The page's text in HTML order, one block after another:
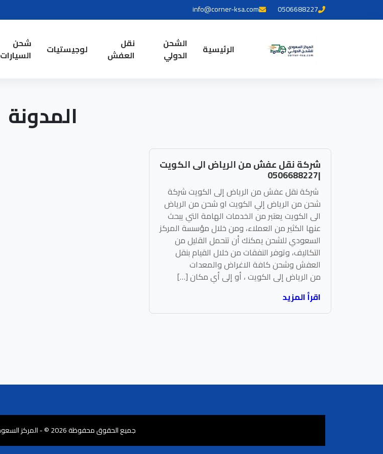
0506688227
info@corner-ksa.com
الرئيسية
الشحن
الدولي
نقل
العفش
لوجيستيات
شحن
السيارات
المدونة
شركة نقل عفش من الرياض الى الكويت
|0506688227
شركة نقل عفش من الرياض إلى الكويت شركة
شحن من الرياض إلي الكويت او شحن من الرياض
الى الكويت يعتبر من الخدمات الهامة التي يبحث
عنها الكثير من العملاء، ومن خلال مؤسسة المركز
السعودي للشحن يمكنك أن تتحمل القليل من
التكاليف، وتوفر النفقات من خلال القيام بنقل
العفش وشحن كافة الاغراض والمعدات
من الرياض إلى الكويت ، أو إلى أي مكان […]
اقرأ المزيد
جميع الحقوق محفوظة 2026 © - المركز السعودي للشحن الدولي